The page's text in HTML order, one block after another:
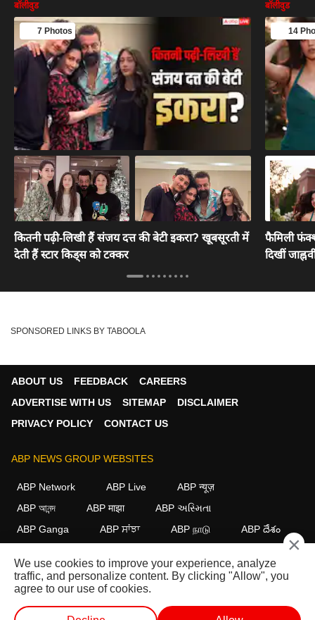
बॉलीवुड
7 Photos
कितनी पढ़ी-लिखी हैं संजय दत्त की बेटी इकरा? खूबसूरती में
देती हैं स्टार किड्स को टक्कर
बॉलीवुड
14
फैमिली
दिखीं
SPONSORED LINKS BY TABOOLA
ABOUT US FEEDBACK
CAREERS
ADVERTISE WITH US
SITEMAP
DISCLAIMER
PRIVACY POLICY
CONTACT US
ABP NEWS GROUP WEBSITES
ABP Network ABP Live
ABP न्यूज़
ABP আনন্দ
ABP माझा
ABP અસ્મિતા
ABP Ganga
ABP ਸਾਂਝਾ ABP நாடு ABP దేశం
FOLLOW US
This website follows the DNPA Code of Ethics. Copyright@2026.
×
We use cookies to improve your experience, analyze
traffic, and personalize content. By clicking "Allow", you
agree to our use of cookies.